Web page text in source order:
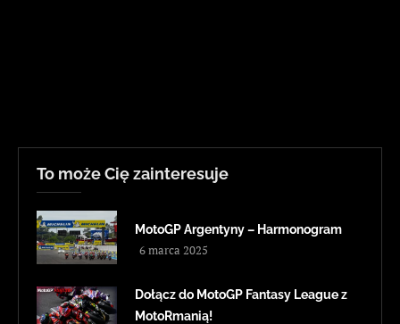
To może Cię zainteresuje
MotoGP Argentyny – Harmonogram
6 marca 2025
Dołącz do MotoGP Fantasy League z
MotoRmanią!